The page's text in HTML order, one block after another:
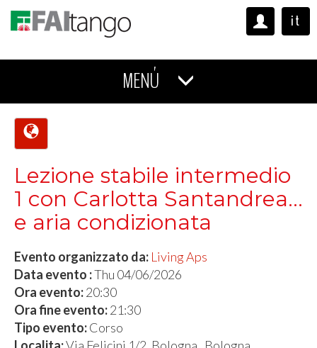
it
MENÚ
Lezione stabile intermedio
1 con Carlotta Santandrea...
e aria condizionata
Evento organizzato da: Living Aps
Data evento :Thu 04/06/2026
Ora evento:20:30
Ora fine evento:21:30
Tipo evento:Corso